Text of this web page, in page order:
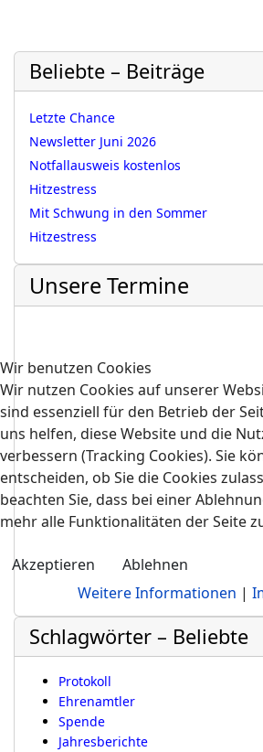
Beliebte – Beiträge
Letzte Chance
Newsletter Juni 2026
Notfallausweis kostenlos
Hitzestress
Mit Schwung in den Sommer
Hitzestress
Unsere Termine
Schlagwörter – Beliebte
Protokoll
Ehrenamtler
Spende
Jahresberichte
Wir benutzen Cookies
Wir nutzen Cookies auf unserer
sind essenziell für den Betrieb der
uns helfen, diese Website und die
verbessern (Tracking Cookies). Sie
entscheiden, ob Sie die Cookies
beachten Sie, dass bei einer
mehr alle Funktionalitäten der Seite
Akzeptieren
Ablehnen
Weitere Informationen |